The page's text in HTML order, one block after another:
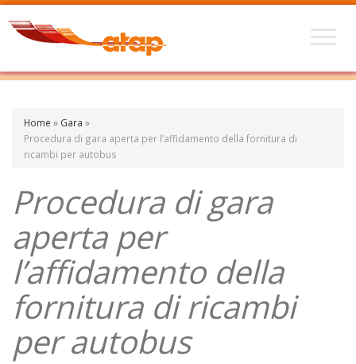
Home » Gara »
Procedura di gara aperta per l’affidamento della fornitura di
ricambi per autobus
Procedura di gara
aperta per
l’affidamento della
fornitura di ricambi
per autobus